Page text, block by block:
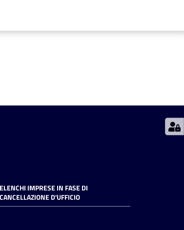
ELENCHI IMPRESE IN FASE DI
CANCELLAZIONE D'UFFICIO